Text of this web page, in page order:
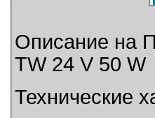
Описание на
TW 24 V 50 W
Технические